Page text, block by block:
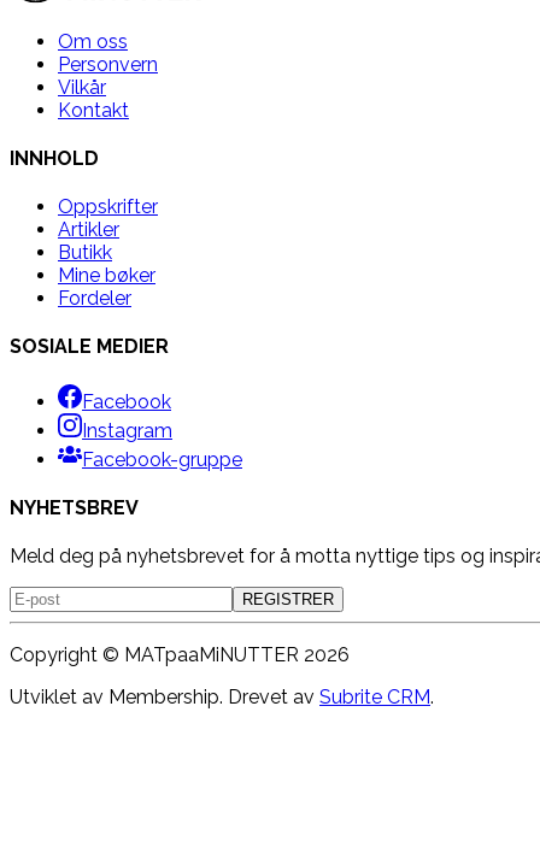
Om oss
Personvern
Vilkår
Kontakt
INNHOLD
Oppskrifter
Artikler
Butikk
Mine bøker
Fordeler
SOSIALE MEDIER
Facebook
Instagram
Facebook-gruppe
NYHETSBREV
Meld deg på nyhetsbrevet for å motta nyttige tips og
REGISTRER
Copyright © MATpaaMiNUTTER 2026
Utviklet av Membership. Drevet av Subrite CRM.